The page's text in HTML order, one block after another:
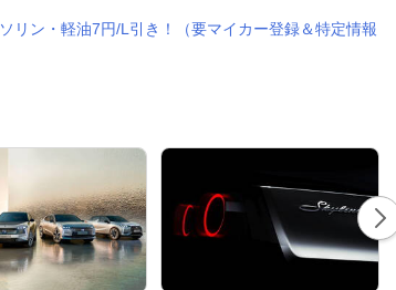
リン・軽油7円/L引き！（要マイカー登録＆特定情報